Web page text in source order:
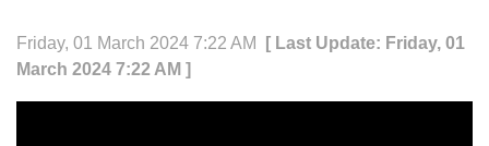
Friday, 01 March 2024 7:22 AM
[ Last Update: Friday, 01
March 2024 7:22 AM ]